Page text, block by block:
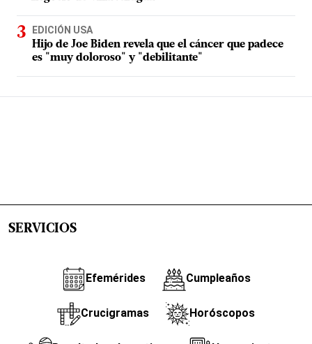
EDICIÓN USA
Hijo de Joe Biden revela que el cáncer que padece
es "muy doloroso" y "debilitante"
SERVICIOS
Efemérides Cumpleaños
Crucigramas Horóscopos